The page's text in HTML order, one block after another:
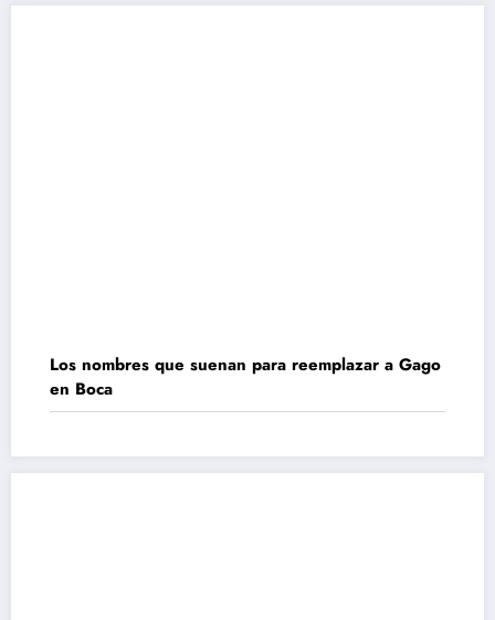
Los nombres que suenan para reemplazar a Gago
en Boca